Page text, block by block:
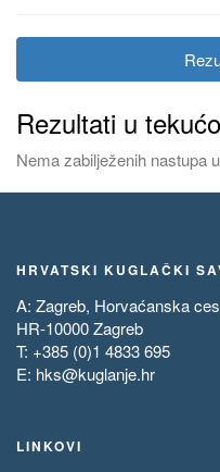
Rezultati u
Nema zabilježenih nastupa
HRVATSKI KUGLAČKI
A: Zagreb, Horvaćanska
HR-10000 Zagreb
T: +385 (0)1 4833 695
E: hks@kuglanje.hr
LINKOVI